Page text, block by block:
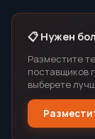
📋 Нужен
Разместите
поставщиков
выберете